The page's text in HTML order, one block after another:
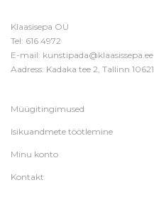
Klaasisepa OÜ
Tel: 616 4972
E-mail: kunstipada@klaasissepa.ee
Aadress: Kadaka tee 2, Tallinn 10621
Müügitingimused
Isikuandmete töötlemine
Minu konto
Kontakt